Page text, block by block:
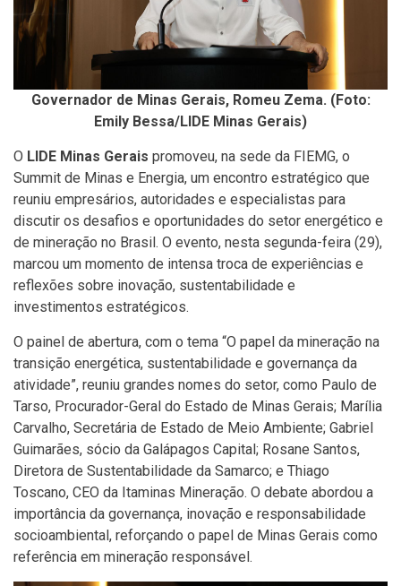
Governador de Minas Gerais, Romeu Zema. (Foto:
Emily Bessa/LIDE Minas Gerais)
O LIDE Minas Gerais promoveu, na sede da FIEMG, o
Summit de Minas e Energia, um encontro estratégico que
reuniu empresários, autoridades e especialistas para
discutir os desafios e oportunidades do setor energético e
de mineração no Brasil. O evento, nesta segunda-feira (29),
marcou um momento de intensa troca de experiências e
reflexões sobre inovação, sustentabilidade e
investimentos estratégicos.
O painel de abertura, com o tema “O papel da mineração na
transição energética, sustentabilidade e governança da
atividade”, reuniu grandes nomes do setor, como Paulo de
Tarso, Procurador-Geral do Estado de Minas Gerais; Marília
Carvalho, Secretária de Estado de Meio Ambiente; Gabriel
Guimarães, sócio da Galápagos Capital; Rosane Santos,
Diretora de Sustentabilidade da Samarco; e Thiago
Toscano, CEO da Itaminas Mineração. O debate abordou a
importância da governança, inovação e responsabilidade
socioambiental, reforçando o papel de Minas Gerais como
referência em mineração responsável.